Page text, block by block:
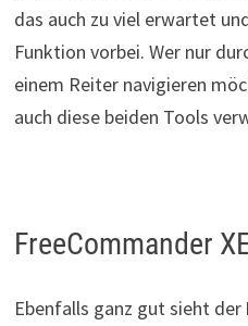
das auch zu viel erwartet
Funktion vorbei. Wer nur
einem Reiter navigieren
auch diese beiden Tools
FreeCommander
Ebenfalls ganz gut sieht der